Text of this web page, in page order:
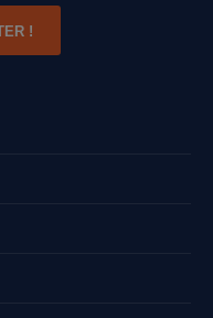
!